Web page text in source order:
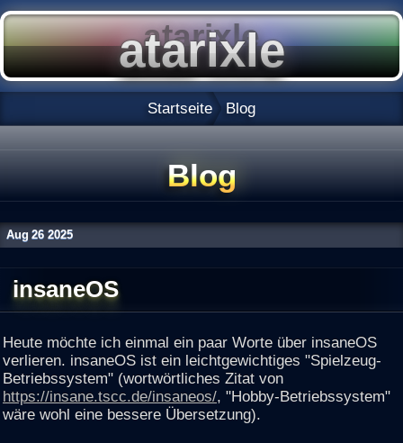
Startseite Blog
Blog
Aug 26 2025
insaneOS
Heute möchte ich einmal ein paar Worte über insaneOS
verlieren. insaneOS ist ein leichtgewichtiges "Spielzeug-
Betriebssystem" (wortwörtliches Zitat von
https://insane.tscc.de/insaneos/, "Hobby-Betriebssystem"
wäre wohl eine bessere Übersetzung).